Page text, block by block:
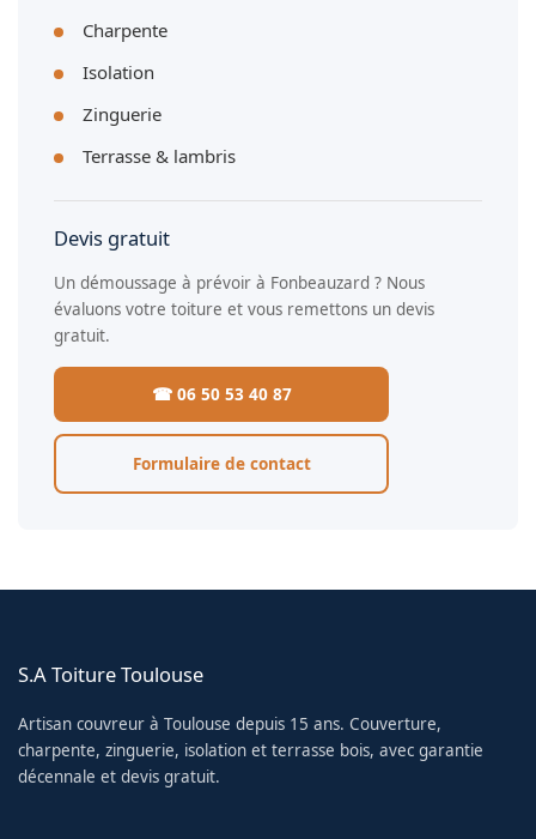
Charpente
Isolation
Zinguerie
Terrasse & lambris
Devis gratuit
Un démoussage à prévoir à Fonbeauzard ? Nous
évaluons votre toiture et vous remettons un devis
gratuit.
☎ 06 50 53 40 87
Formulaire de contact
S.A Toiture Toulouse
Artisan couvreur à Toulouse depuis 15 ans. Couverture,
charpente, zinguerie, isolation et terrasse bois, avec garantie
décennale et devis gratuit.